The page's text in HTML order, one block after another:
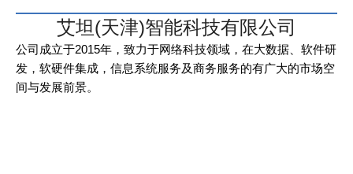
艾坦(天津)智能科技有限公司
公司成立于2015年，致力于网络科技领域，在大数据、软件研
发，软硬件集成，信息系统服务及商务服务的有广大的市场空
间与发展前景。